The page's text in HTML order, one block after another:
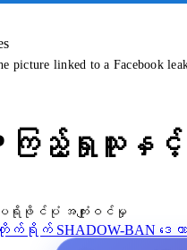
picture linked to a Facebook
ကြည့်ရှုသူ
ပရိုဖိုင်ပုံ အကျုံးဝင်မှု
တိုက်ရိုက် SHADOW-BAN ဒေ